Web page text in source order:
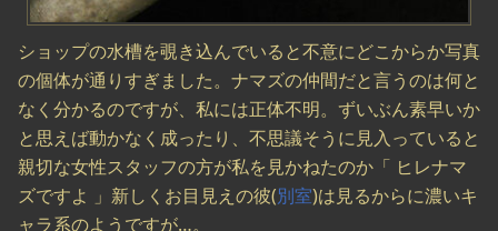
ショップの水槽を覗き込んでいると不意にどこからか写真
の個体が通りすぎました。ナマズの仲間だと言うのは何と
なく分かるのですが、私には正体不明。ずいぶん素早いか
と思えば動かなく成ったり、不思議そうに見入っていると
親切な女性スタッフの方が私を見かねたのか「 ヒレナマ
ズですよ 」新しくお目見えの彼(別室)は見るからに濃いキ
ャラ系のようですが…。